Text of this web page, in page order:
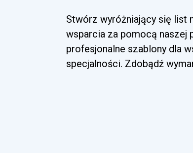
Stwórz wyróżniający się list
wsparcia za pomocą naszej
profesjonalne szablony dla
specjalności. Zdobądź